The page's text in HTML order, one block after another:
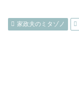
家政夫のミタゾノ